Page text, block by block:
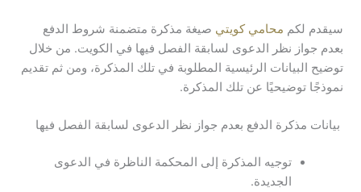
سيقدم لكم محامي كويتي صيغة مذكرة متضمنة شروط الدفع
بعدم جواز نظر الدعوى لسابقة الفصل فيها في الكويت. من خلال
توضيح البيانات الرئيسية المطلوبة في تلك المذكرة، ومن ثم تقديم
نموذجًا توضيحيًا عن تلك المذكرة.
بيانات مذكرة الدفع بعدم جواز نظر الدعوى لسابقة الفصل فيها
توجيه المذكرة إلى المحكمة الناظرة في الدعوى
الجديدة.